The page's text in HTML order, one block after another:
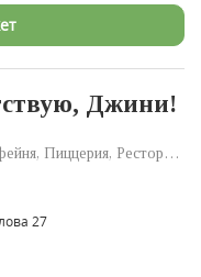
Джини!
Ресторан, Кафе, Банкетный зал, Бар, Кофейня, Пиццерия, Ресторан доставки
27